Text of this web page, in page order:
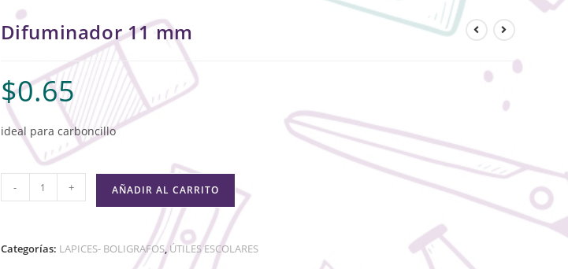
Difuminador 11 mm
$0.65
ideal para carboncillo
- + AÑADIR AL CARRITO
Categorías: LAPICES- BOLIGRAFOS,ÚTILES ESCOLARES